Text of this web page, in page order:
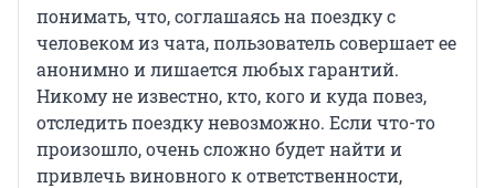
понимать, что, соглашаясь на поездку с
человеком из чата, пользователь совершает ее
анонимно и лишается любых гарантий.
Никому не известно, кто, кого и куда повез,
отследить поездку невозможно. Если что-то
произошло, очень сложно будет найти и
привлечь виновного к ответственности,